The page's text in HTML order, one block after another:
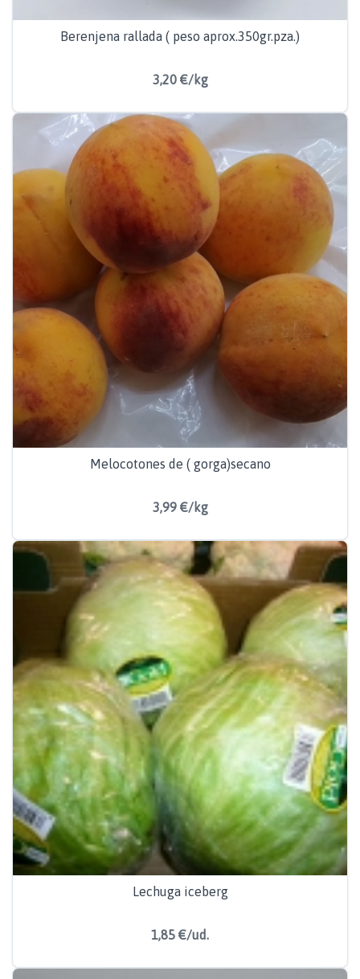
Berenjena rallada ( peso aprox.350gr.pza.)
3,20 €/kg
Melocotones de ( gorga)secano
3,99 €/kg
Lechuga iceberg
1,85 €/ud.